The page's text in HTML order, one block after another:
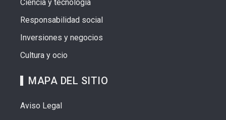
Ciencia y tecnología
Responsabilidad social
Inversiones y negocios
Cultura y ocio
MAPA DEL SITIO
Aviso Legal